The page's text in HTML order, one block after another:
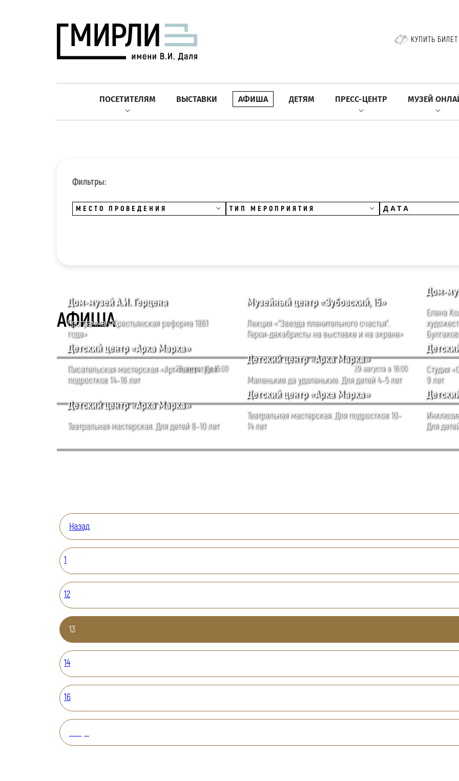
КУПИТЬ БИЛЕТ
ПОСЕТИТЕЛЯМ ВЫСТАВКИ АФИША ДЕТЯМ ПРЕСС-ЦЕНТР МУЗЕЙ
Фильтры:
МЕСТО ПРОВЕДЕНИЯ ТИП МЕРОПРИЯТИЯ
АФИША
29 августа в 15:00
Дом-музей А.И. Герцена
Программа «Крестьянская реформа 1861
года»
29 августа в 16:00
Музейный центр «Зубовский, 15»
Лекция «"Звезда пленительного счастья".
Герои-декабристы на выставке и на экране»
Дом-
Елена
Детский центр «Арка Марка»
Писательская мастерская «Арт-текст». Для
подростков 14–16 лет
Детский центр «Арка Марка»
Маленькие да удаленькие. Для детей 4–5 лет
Студия
9 лет
Детский центр «Арка Марка»
Театральная мастерская. Для детей 8–10 лет
Детский центр «Арка Марка»
Театральная мастерская. Для подростков 10–
14 лет
Для
Назад
1
12
13
14
16